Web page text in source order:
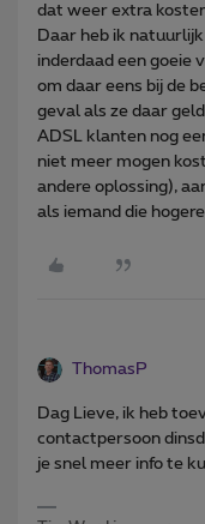
dat weer extra
Daar heb ik
inderdaad een goeie
om daar eens bij de
geval als ze daar
ADSL klanten nog
niet meer mogen
andere oplossing),
als iemand die
ThomasP
Dag Lieve, ik heb
contactpersoon
je snel meer info te